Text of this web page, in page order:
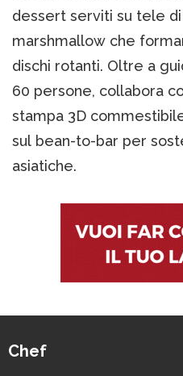
dessert serviti su tele
marshmallow che
dischi rotanti. Oltre a
60 persone, collabora
stampa 3D
sul bean-to-bar per
asiatiche.
Chef